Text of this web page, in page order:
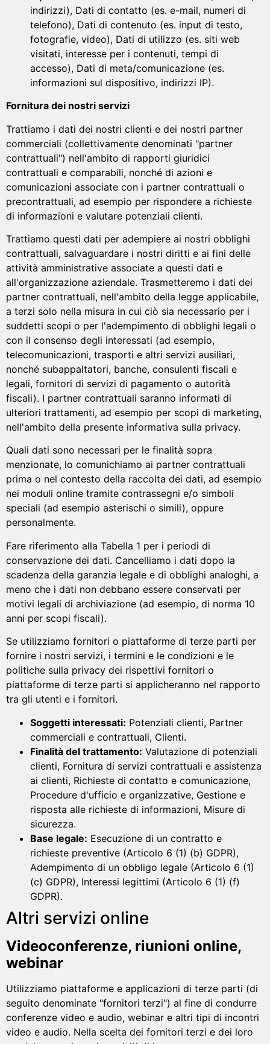
indirizzi), Dati di contatto (es. e-mail, numeri di
telefono), Dati di contenuto (es. input di testo,
fotografie, video), Dati di utilizzo (es. siti web
visitati, interesse per i contenuti, tempi di
accesso), Dati di meta/comunicazione (es.
informazioni sul dispositivo, indirizzi IP).
Fornitura dei nostri servizi
Trattiamo i dati dei nostri clienti e dei nostri partner
commerciali (collettivamente denominati "partner
contrattuali") nell'ambito di rapporti giuridici
contrattuali e comparabili, nonché di azioni e
comunicazioni associate con i partner contrattuali o
precontrattuali, ad esempio per rispondere a richieste
di informazioni e valutare potenziali clienti.
Trattiamo questi dati per adempiere ai nostri obblighi
contrattuali, salvaguardare i nostri diritti e ai fini delle
attività amministrative associate a questi dati e
all'organizzazione aziendale. Trasmetteremo i dati dei
partner contrattuali, nell'ambito della legge applicabile,
a terzi solo nella misura in cui ciò sia necessario per i
suddetti scopi o per l'adempimento di obblighi legali o
con il consenso degli interessati (ad esempio,
telecomunicazioni, trasporti e altri servizi ausiliari,
nonché subappaltatori, banche, consulenti fiscali e
legali, fornitori di servizi di pagamento o autorità
fiscali). I partner contrattuali saranno informati di
ulteriori trattamenti, ad esempio per scopi di marketing,
nell'ambito della presente informativa sulla privacy.
Quali dati sono necessari per le finalità sopra
menzionate, lo comunichiamo ai partner contrattuali
prima o nel contesto della raccolta dei dati, ad esempio
nei moduli online tramite contrassegni e/o simboli
speciali (ad esempio asterischi o simili), oppure
personalmente.
Fare riferimento alla Tabella 1 per i periodi di
conservazione dei dati. Cancelliamo i dati dopo la
scadenza della garanzia legale e di obblighi analoghi, a
meno che i dati non debbano essere conservati per
motivi legali di archiviazione (ad esempio, di norma 10
anni per scopi fiscali).
Se utilizziamo fornitori o piattaforme di terze parti per
fornire i nostri servizi, i termini e le condizioni e le
politiche sulla privacy dei rispettivi fornitori o
piattaforme di terze parti si applicheranno nel rapporto
tra gli utenti e i fornitori.
Soggetti interessati: Potenziali clienti, Partner
commerciali e contrattuali, Clienti.
Finalità del trattamento: Valutazione di potenziali
clienti, Fornitura di servizi contrattuali e assistenza
ai clienti, Richieste di contatto e comunicazione,
Procedure d'ufficio e organizzative, Gestione e
risposta alle richieste di informazioni, Misure di
sicurezza.
Base legale: Esecuzione di un contratto e
richieste preventive (Articolo 6 (1) (b) GDPR),
Adempimento di un obbligo legale (Articolo 6 (1)
(c) GDPR), Interessi legittimi (Articolo 6 (1) (f)
GDPR).
Altri servizi online
Videoconferenze, riunioni online,
webinar
Utilizziamo piattaforme e applicazioni di terze parti (di
seguito denominate "fornitori terzi") al fine di condurre
conferenze video e audio, webinar e altri tipi di incontri
video e audio. Nella scelta dei fornitori terzi e dei loro